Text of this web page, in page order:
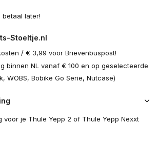
betaal later!
Stoeltje.nl
/ € 3,99 voor Brievenbuspost!
binnen NL vanaf € 100 en op geselecteerde
WOBS, Bobike Go Serie, Nutcase)
voor je Thule Yepp 2 of Thule Yepp Nexxt